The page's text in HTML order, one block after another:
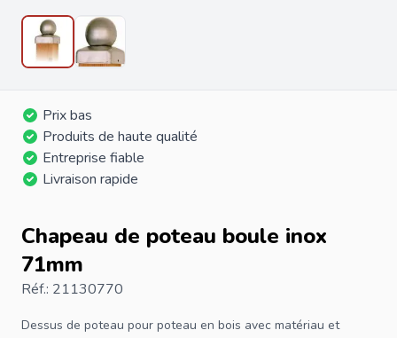
Prix bas
Produits de haute qualité
Entreprise fiable
Livraison rapide
Chapeau de poteau boule inox
71mm
Réf.: 21130770
Dessus de poteau pour poteau en bois avec matériau et